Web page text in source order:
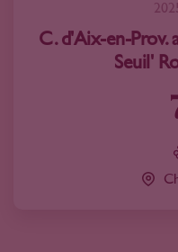
C. d'Aix-en-Prov.
Seuil'